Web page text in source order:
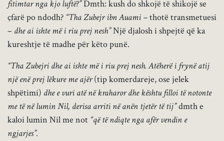
fitimtar nga kjo luftë?”Dmth: kush do shkojë të shikojë se
çfarë po ndodh? “Tha Zubejr ibn Auami –thotë transmetuesi
– dhe ai ishte më i riu prej nesh”Një djalosh i shpejtë që ka
kureshtje të madhe për këto punë.
“Tha Zubejri dhe ai ishte më i riu prej nesh. Atëherë i frynë atij
një enë prej lëkure me ajër(tip komerdareje, ose jelek
shpëtimi) dhe e vuri atë në kraharor dhe kështu filloi të notonte
me të në lumin Nil, derisa arriti në anën tjetër të tij”dmth e
kaloi lumin Nil me not “që të ndiqte nga afër vendin e
ngjarjes”.